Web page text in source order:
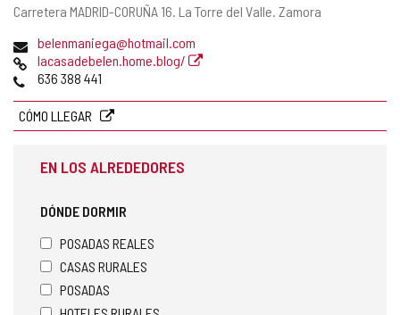
Dirección
Carretera MADRID-CORUÑA 16. La Torre del Valle. Zamora
Dirección
de
correo
belenmaniega@hotmail.com
Página
Web
lacasadebelen.home.blog/
Teléfonos
636 388 441
CÓMO LLEGAR
EN LOS ALREDEDORES
DÓNDE DORMIR
POSADAS REALES
CASAS RURALES
POSADAS